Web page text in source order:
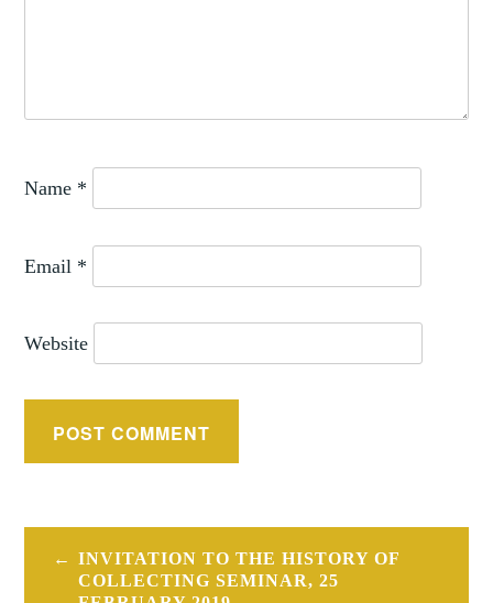
Name *
Email *
Website
Post
navigation
INVITATION TO THE HISTORY OF
COLLECTING SEMINAR, 25